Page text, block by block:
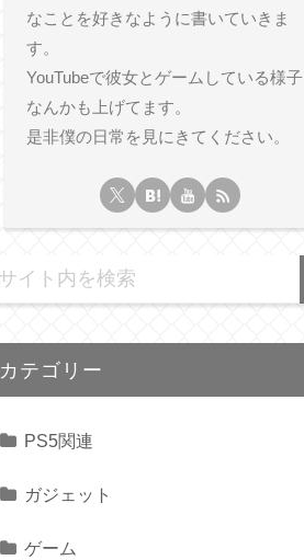
なことを好きなように書いていきま
す。
YouTubeで彼女とゲームしている様子
なんかも上げてます。
是非僕の日常を見にきてください。
カテゴリー
PS5関連
ガジェット
ゲーム